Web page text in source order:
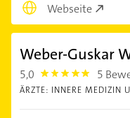
Webseite
Weber-Guskar
5,0 5.0 5
ÄRZTE: INNERE MEDIZIN